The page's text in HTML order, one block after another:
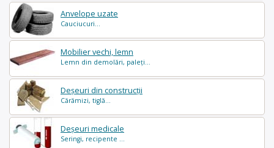
Anvelope uzate
Cauciucuri...
Mobilier vechi, lemn
Lemn din demolări, paleți...
Deșeuri din construcții
Cărămizi, tiglă...
Deșeuri medicale
Seringi, recipente ...